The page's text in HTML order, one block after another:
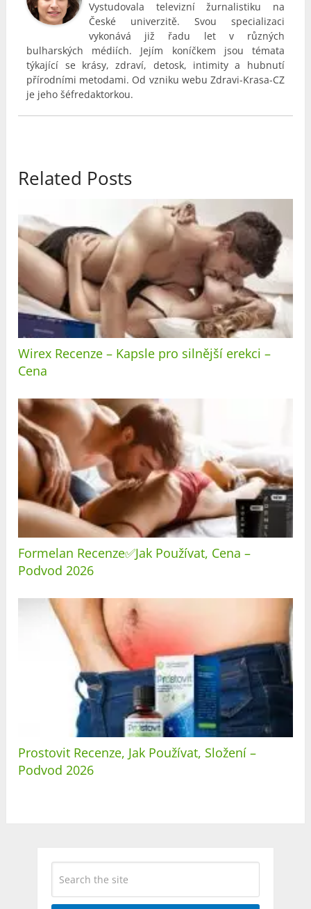
Vystudovala televizní žurnalistiku na
České univerzitě. Svou specializaci
vykonává již řadu let v různých
bulharských médiích. Jejím koníčkem jsou témata
týkající se krásy, zdraví, detosk, intimity a hubnutí
přírodními metodami. Od vzniku webu Zdravi-Krasa-CZ
je jeho šéfredaktorkou.
Related Posts
Wirex Recenze – Kapsle pro silnější erekci –
Cena
Formelan Recenze✅Jak Používat, Cena –
Podvod 2026
Prostovit Recenze, Jak Používat, Složení –
Podvod 2026